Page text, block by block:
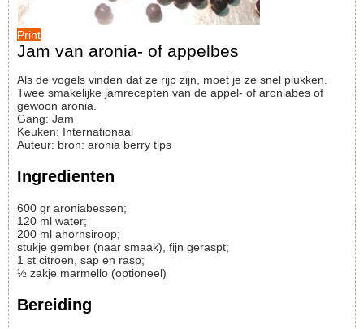
Print
Jam van aronia- of appelbes
Als de vogels vinden dat ze rijp zijn, moet je ze snel plukken.
Twee smakelijke jamrecepten van de appel- of aroniabes of
gewoon aronia.
Gang: Jam
Keuken: Internationaal
Auteur: bron: aronia berry tips
Ingredienten
600 gr aroniabessen;
120 ml water;
200 ml ahornsiroop;
stukje gember (naar smaak), fijn geraspt;
1 st citroen, sap en rasp;
½ zakje marmello (optioneel)
Bereiding